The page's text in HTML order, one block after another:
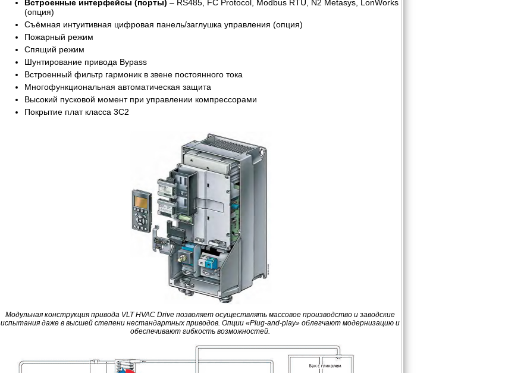
Встроенные интерфейсы (порты) – RS485, FC Protocol, Modbus RTU, N2 Metasys, LonWorks
(опция)
Съёмная интуитивная цифровая панель/заглушка управления (опция)
Пожарный режим
Спящий режим
Шунтирование привода Bypass
Встроенный фильтр гармоник в звене постоянного тока
Многофункциональная автоматическая защита
Высокий пусковой момент при управлении компрессорами
Покрытие плат класса 3С2
Модульная конструкция привода VLT HVAC Drive позволяет осуществлять массовое производство и заводские
испытания даже в высшей степени нестандартных приводов. Опции «Plug-and-play» облегчают модернизацию и
обеспечивают гибкость возможностей.